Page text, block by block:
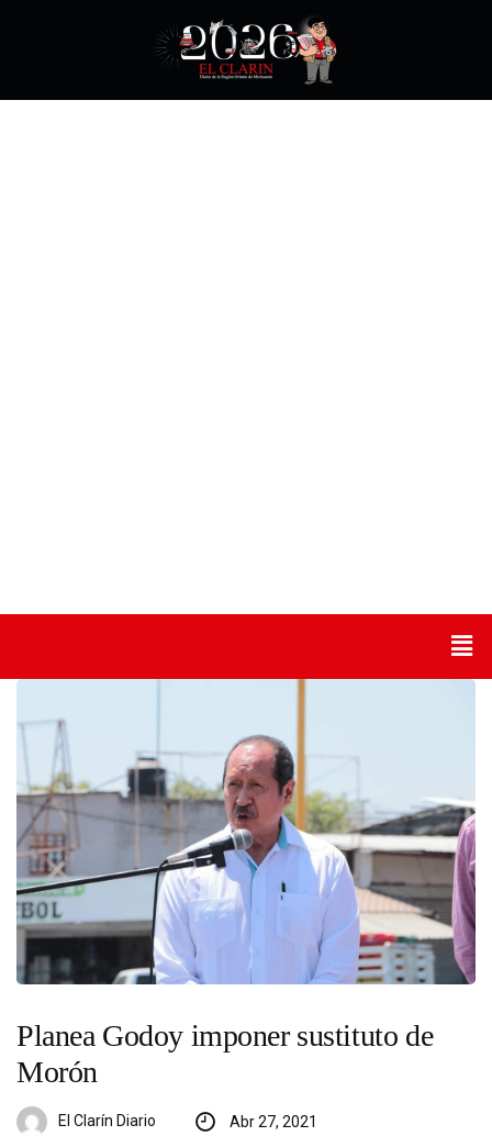
Planea Godoy imponer sustituto de
Morón
El Clarín Diario Abr 27, 2021